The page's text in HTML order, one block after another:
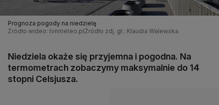
Prognoza pogody na niedzielę
Źródło wideo: tvnmeteo.pl Źródło zdj. gł.: Klaudia Walewska
Niedziela okaże się przyjemna i pogodna. Na
termometrach zobaczymy maksymalnie do 14
stopni Celsjusza.